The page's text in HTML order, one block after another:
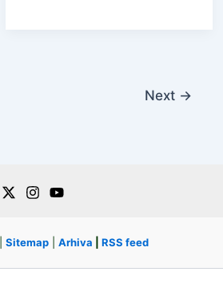
Next →
Sitemap| Arhiva RSS feed